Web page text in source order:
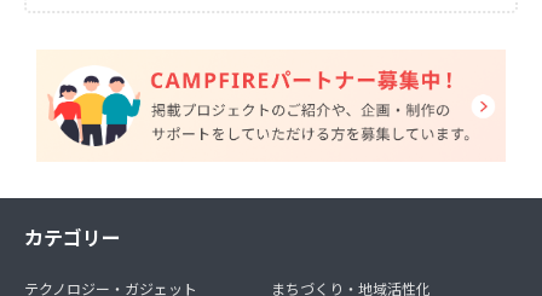
カテゴリー
テクノロジー・ガジェット
まちづくり・地域活性化